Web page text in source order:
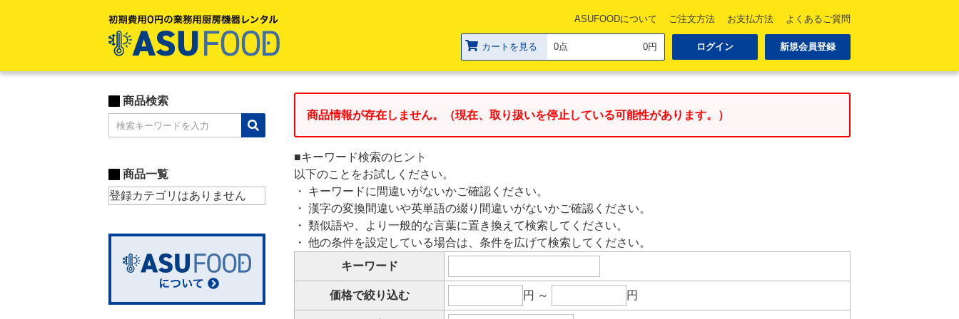
ASUFOODについて ご注文方法 お支払方法 よくあるご質問
カートを見る 0点 0円 ログイン 新規会員登録
商品検索
商品一覧
登録カテゴリはありません
商品情報が存在しません。（現在、取り扱いを停止している可能性があります。）
■キーワード検索のヒント
以下のことをお試しください。
・ キーワードに間違いがないかご確認ください。
・ 漢字の変換間違いや英単語の綴り間違いがないかご確認ください。
・ 類似語や、より一般的な言葉に置き換えて検索してください。
・ 他の条件を設定している場合は、条件を広げて検索してください。
キーワード
価格で絞り込む 円 ～ 円